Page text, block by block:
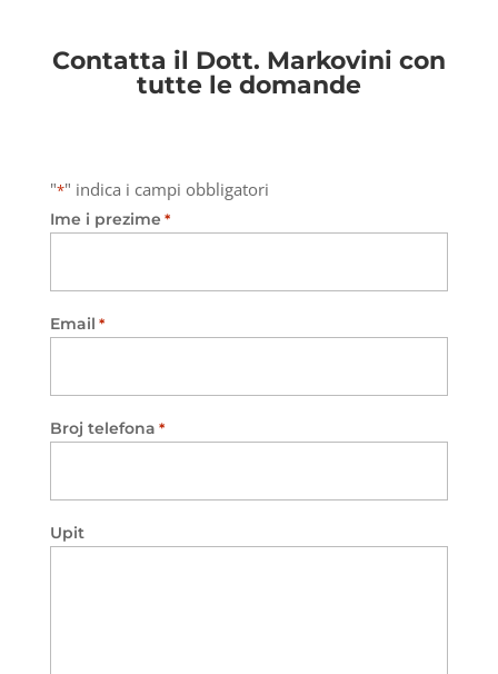
Contatta il Dott. Markovini con
tutte le domande
"*" indica i campi obbligatori
Ime i prezime *
Email *
Broj telefona *
Upit